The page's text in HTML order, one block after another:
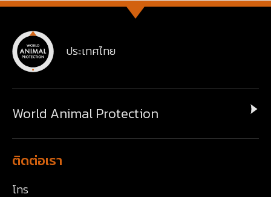
ประเทศไทย
World Animal Protection
ติดต่อเรา
โทร